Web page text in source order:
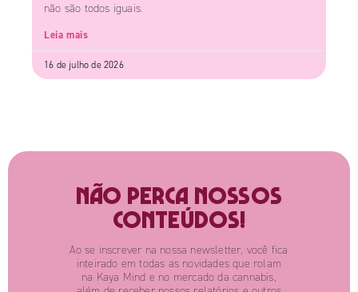
não são todos iguais.
Leia mais
16 de julho de 2026
Não perca nossos
conteúdos!
Ao se inscrever na nossa newsletter, você fica
inteirado em todas as novidades que rolam
na Kaya Mind e no mercado da cannabis,